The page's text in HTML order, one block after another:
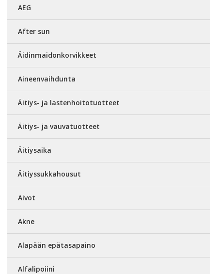
AEG
After sun
Äidinmaidonkorvikkeet
Aineenvaihdunta
Äitiys- ja lastenhoitotuotteet
Äitiys- ja vauvatuotteet
Äitiysaika
Äitiyssukkahousut
Aivot
Akne
Alapään epätasapaino
Alfalipoiini